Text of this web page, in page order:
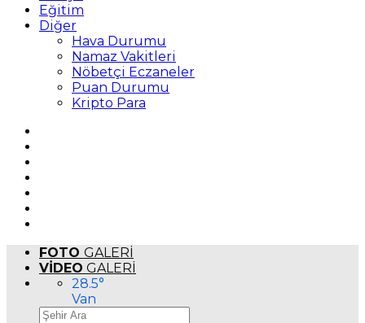
Eğitim
Diğer
Hava Durumu
Namaz Vakitleri
Nöbetçi Eczaneler
Puan Durumu
Kripto Para
FOTO GALERİ
VİDEO GALERİ
28.5°
Van